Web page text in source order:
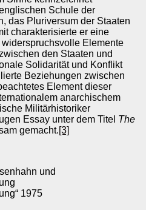
Schule der
das Pluriversum der Staaten
charakterisier­te er eine
Elemente
den Staaten und
Solidarität und Konflikt
Beziehungen zwis­chen
Element dieser
anarchischem
Militär­historiker
Essay unter dem Titel The
gemacht.[3]
und
1975